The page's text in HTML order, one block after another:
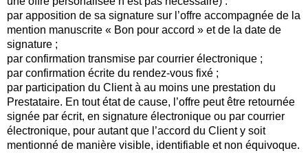
par apposition de sa signature sur l’offre accompagnée de la
mention manuscrite « Bon pour accord » et de la date de
signature ;
par confirmation transmise par courrier électronique ;
par confirmation écrite du rendez-vous fixé ;
par participation du Client à au moins une prestation du
Prestataire. En tout état de cause, l’offre peut être retournée
signée par écrit, en signature électronique ou par courrier
électronique, pour autant que l’accord du Client y soit
mentionné de manière visible, identifiable et non équivoque.